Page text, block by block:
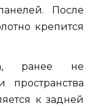
После
крепится
ранее не
пространства
к задней